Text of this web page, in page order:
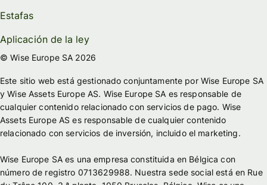
Estafas
Aplicación de la ley
© Wise Europe SA 2026
Este sitio web está gestionado conjuntamente por Wise Europe SA
y Wise Assets Europe AS. Wise Europe SA es responsable de
cualquier contenido relacionado con servicios de pago. Wise
Assets Europe AS es responsable de cualquier contenido
relacionado con servicios de inversión, incluido el marketing.
Wise Europe SA es una empresa constituida en Bélgica con
número de registro 0713629988. Nuestra sede social está en Rue